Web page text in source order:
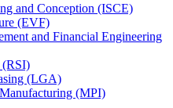
and Conception (ISCE)
(EVF)
and Financial Engineering
(RSI)
(LGA)
(MPI)